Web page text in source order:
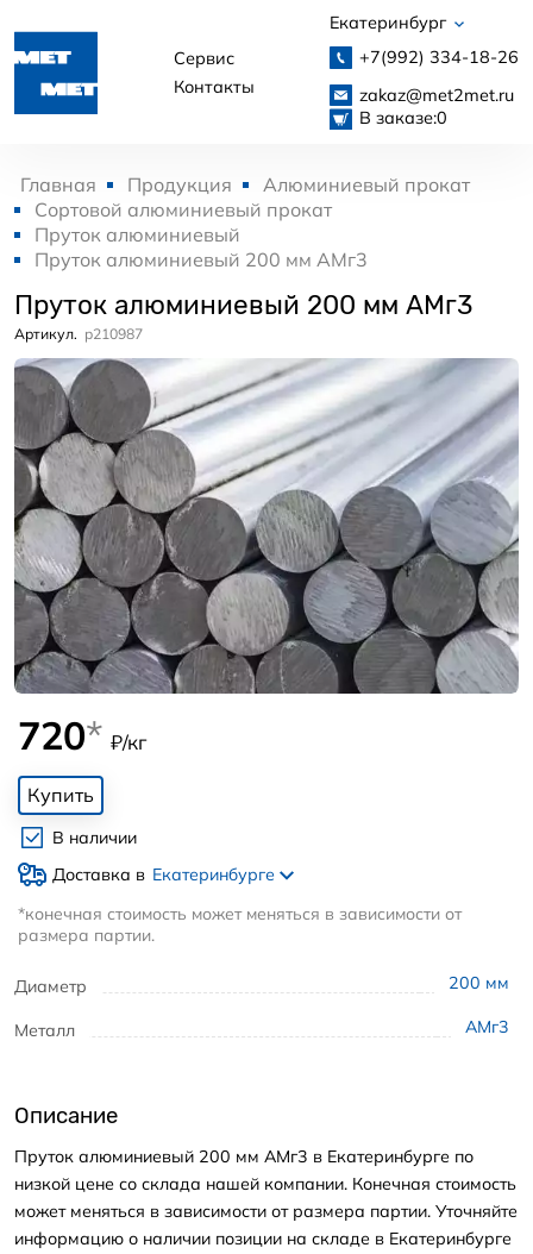
Сервис
Контакты
Екатеринбург
+7(992) 334-18-26
zakaz@met2met.ru
В заказе:0
Главная Продукция
Алюминиевый прокат
Сортовой алюминиевый прокат
Пруток алюминиевый
Пруток алюминиевый 200 мм АМг3
Пруток алюминиевый 200 мм АМг3
Артикул. p210987
Диаметр 200 мм
Металл АМг3
720* ₽/кг
Купить
В наличии
Доставка в Екатеринбурге
*конечная стоимость может меняться в зависимости от
размера партии.
Описание
Пруток алюминиевый 200 мм АМг3 в Екатеринбурге по
низкой цене со склада нашей компании. Конечная стоимость
может меняться в зависимости от размера партии. Уточняйте
информацию о наличии позиции на складе в Екатеринбурге